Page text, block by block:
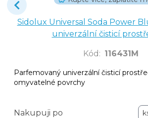
Sidolux Universal Soda Power
univerzální čisticí
Kód : 116431M
Parfemovaný univerzální čisticí
omyvatelné povrchy
Nakupuji po